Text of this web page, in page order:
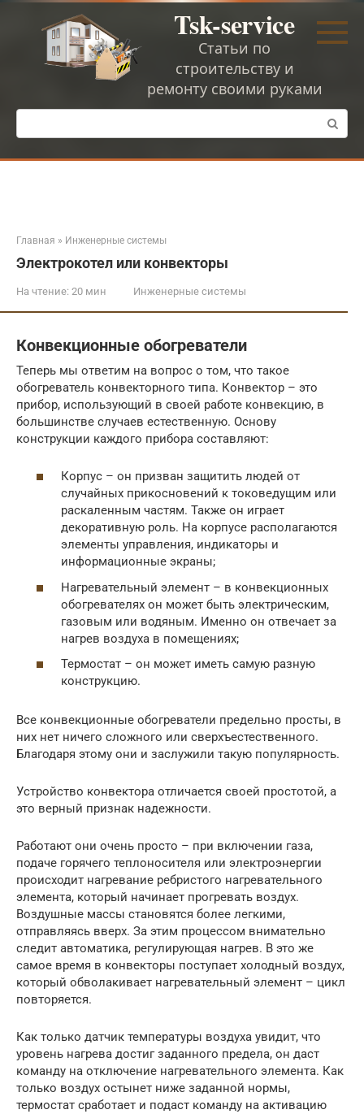
Перейти
Tsk-service
Статьи по
строительству и
ремонту своими руками
Поиск:
Главная » Инженерные системы
Электрокотел или конвекторы
На чтение: 20 мин Инженерные системы
Конвекционные обогреватели
Теперь мы ответим на вопрос о том, что такое
обогреватель конвекторного типа. Конвектор – это
прибор, использующий в своей работе конвекцию, в
большинстве случаев естественную. Основу
конструкции каждого прибора составляют:
Корпус – он призван защитить людей от
случайных прикосновений к токоведущим или
раскаленным частям. Также он играет
декоративную роль. На корпусе располагаются
элементы управления, индикаторы и
информационные экраны;
Нагревательный элемент – в конвекционных
обогревателях он может быть электрическим,
газовым или водяным. Именно он отвечает за
нагрев воздуха в помещениях;
Термостат – он может иметь самую разную
конструкцию.
Все конвекционные обогреватели предельно просты, в
них нет ничего сложного или сверхъестественного.
Благодаря этому они и заслужили такую популярность.
Устройство конвектора отличается своей простотой, а
это верный признак надежности.
Работают они очень просто – при включении газа,
подаче горячего теплоносителя или электроэнергии
происходит нагревание ребристого нагревательного
элемента, который начинает прогревать воздух.
Воздушные массы становятся более легкими,
отправляясь вверх. За этим процессом внимательно
следит автоматика, регулирующая нагрев. В это же
самое время в конвекторы поступает холодный воздух,
который обволакивает нагревательный элемент – цикл
повторяется.
Как только датчик температуры воздуха увидит, что
уровень нагрева достиг заданного предела, он даст
команду на отключение нагревательного элемента. Как
только воздух остынет ниже заданной нормы,
термостат сработает и подаст команду на активацию